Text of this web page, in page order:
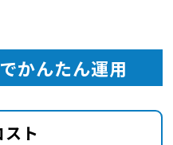
かんたん運用
ト